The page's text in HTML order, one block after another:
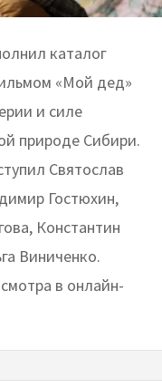
каталог
«Мой дед»
и силе
природе Сибири.
Святослав
Гостюхин,
Константин
Виниченко.
в онлайн-